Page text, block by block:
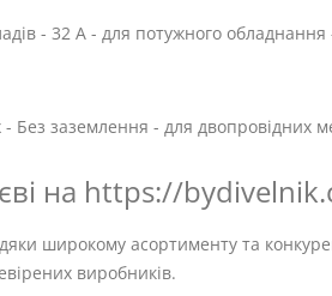
- 32 А - для потужного обладнання
Без заземлення - для двопровідних
на https://
широкому асортименту та
виробників.